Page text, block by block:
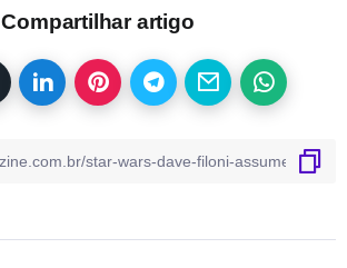
Compartilhar artigo